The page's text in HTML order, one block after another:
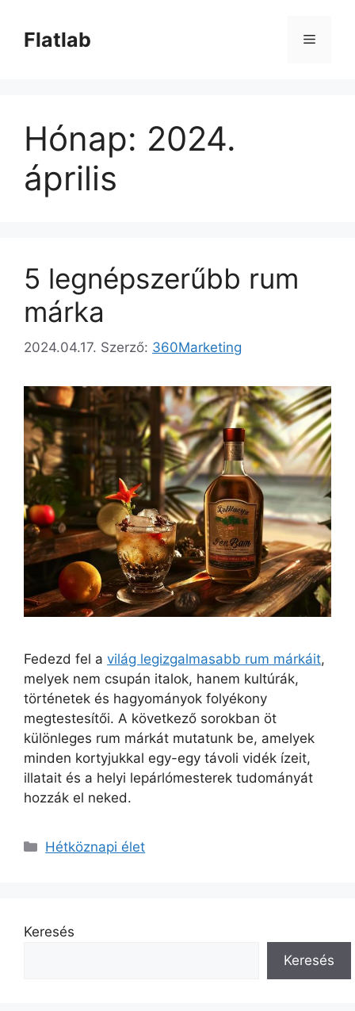
tartalomba
Flatlab Menü
Hónap: 2024.
április
5 legnépszerűbb rum
márka
2024.04.17. Szerző: 360Marketing
Fedezd fel a világ legizgalmasabb rum márkáit,
melyek nem csupán italok, hanem kultúrák,
történetek és hagyományok folyékony
megtestesítői. A következő sorokban öt
különleges rum márkát mutatunk be, amelyek
minden kortyjukkal egy-egy távoli vidék ízeit,
illatait és a helyi lepárlómesterek tudományát
hozzák el neked.
Kategória
Hétköznapi élet
Keresés
Keresés